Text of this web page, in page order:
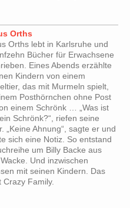
Orths
Orths lebt in Karlsruhe und
Bücher für Erwachsene
Eines Abends erzählte
Kindern von einem
das mit Murmeln spielt,
Posthörnchen ohne Post
einem Schrönk … „Was ist
Schrönk?“, riefen seine
„Keine Ahnung“, sagte er und
sich eine Notiz. So entstand
um Billy Backe aus
Und inzwischen
mit seinen Kindern. Das
Family.